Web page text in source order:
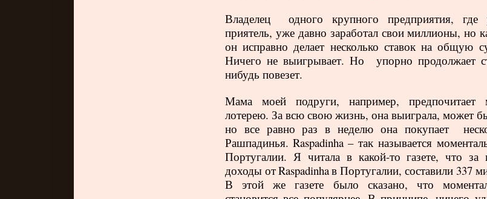
Владелец
одного крупного предприятия, где
приятель, уже давно заработал свои миллионы, но
он исправно делает несколько ставок на общую
Ничего не выигрывает. Но
упорно продолжает
нибудь повезет.
Мама моей подруги, например, предпочитает
лотерею. За всю свою жизнь, она выиграла, может
но все равно раз в неделю она покупает
Рашпадинья. Raspadinha – так называется
Португалии. Я читала в какой-то газете, что
доходы отRaspadinhaв Португалии, составили 337
В этой же газете было сказано, что